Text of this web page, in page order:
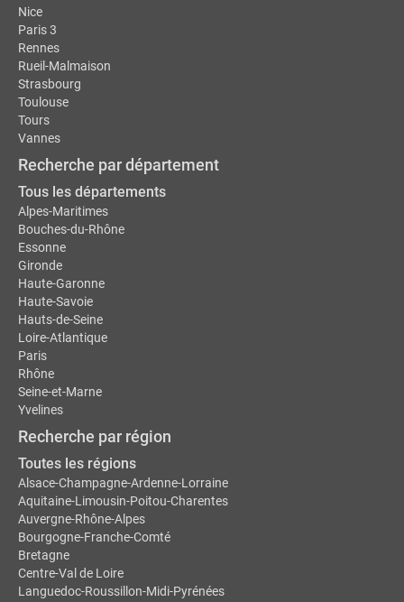
Nice
Paris 3
Rennes
Rueil-Malmaison
Strasbourg
Toulouse
Tours
Vannes
Recherche par département
Tous les départements
Alpes-Maritimes
Bouches-du-Rhône
Essonne
Gironde
Haute-Garonne
Haute-Savoie
Hauts-de-Seine
Loire-Atlantique
Paris
Rhône
Seine-et-Marne
Yvelines
Recherche par région
Toutes les régions
Alsace-Champagne-Ardenne-Lorraine
Aquitaine-Limousin-Poitou-Charentes
Auvergne-Rhône-Alpes
Bourgogne-Franche-Comté
Bretagne
Centre-Val de Loire
Languedoc-Roussillon-Midi-Pyrénées